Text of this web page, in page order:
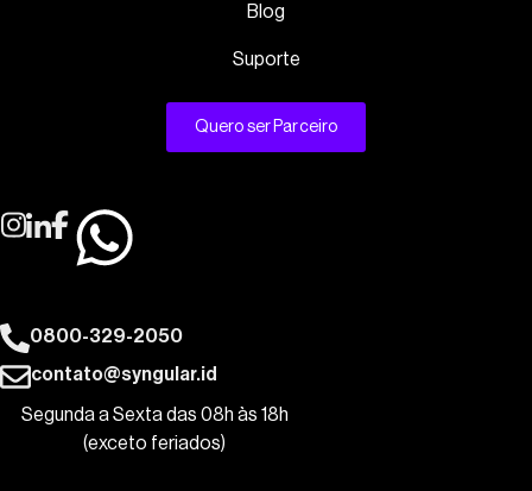
Blog
Suporte
Quero ser Parceiro
0800-329-2050
contato@syngular.id
Segunda a Sexta das 08h às 18h
(exceto feriados)